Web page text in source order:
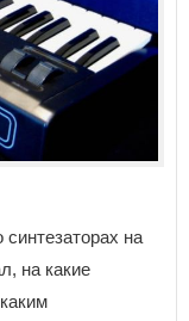
на
на какие